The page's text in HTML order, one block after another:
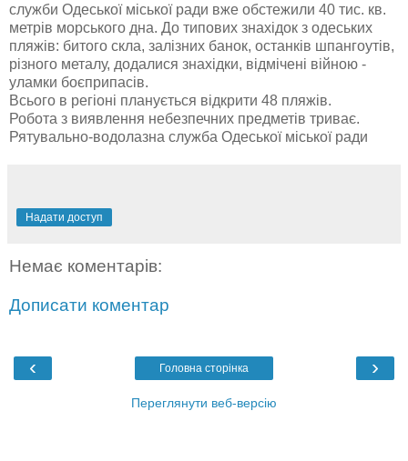
служби Одеської міської ради вже обстежили 40 тис. кв.
метрів морського дна. До типових знахідок з одеських
пляжів: битого скла, залізних банок, останків шпангоутів,
різного металу, додалися знахідки, відмічені війною -
уламки боєприпасів.
Всього в регіоні планується відкрити 48 пляжів.
Робота з виявлення небезпечних предметів триває.
Рятувально-водолазна служба Одеської міської ради
Надати доступ
Немає коментарів:
Дописати коментар
‹ ›
Головна сторінка
Переглянути веб-версію